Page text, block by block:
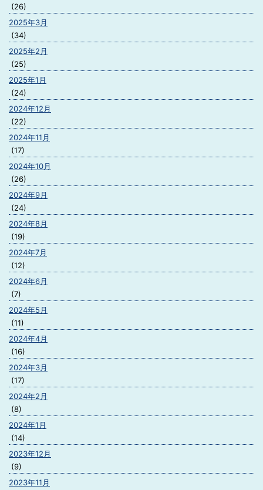
(26)
2025年3月
(34)
2025年2月
(25)
2025年1月
(24)
2024年12月
(22)
2024年11月
(17)
2024年10月
(26)
2024年9月
(24)
2024年8月
(19)
2024年7月
(12)
2024年6月
(7)
2024年5月
(11)
2024年4月
(16)
2024年3月
(17)
2024年2月
(8)
2024年1月
(14)
2023年12月
(9)
2023年11月